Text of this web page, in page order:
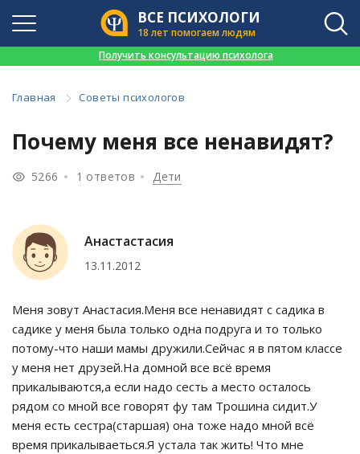
ВСЕ ПСИХОЛОГИ
18 лет помогаем людям
Получить консультацию психолога
Главная Советы психологов
Почему меня все ненавидят?
5266 1 ответов Дети
Анастастасия
13.11.2012
Меня зовут Анастасия.Меня все ненавидят с садика в
садике у меня была только одна подруга и то только
потому-что наши мамы дружили.Сейчас я в пятом классе
у меня нет друзей.На домной все всё время
прикалываются,а если надо сесть а место осталось
рядом со мной все говорят фу там Трошина сидит.У
меня есть сестра(старшая) она тоже надо мной всё
время прикалываеться.Я устала так жить! Что мне